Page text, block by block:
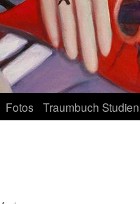
Fotos Traumbuch Studien